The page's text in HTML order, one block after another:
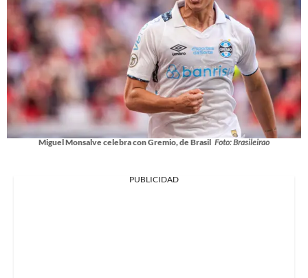
Miguel Monsalve celebra con Gremio, de Brasil Foto: Brasileirao
PUBLICIDAD